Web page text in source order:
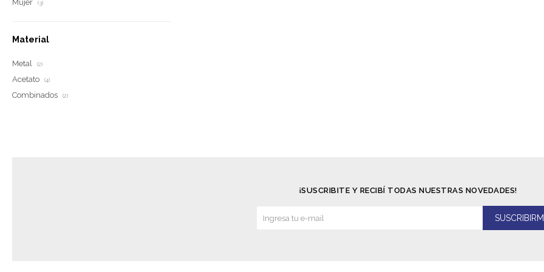
Mujer (3)
Material
Metal (2)
Acetato (4)
Combinados (2)
¡SUSCRIBITE Y RECIBÍ TODAS NUESTRAS NOVEDADES!